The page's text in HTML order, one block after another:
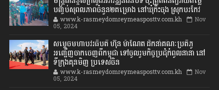
បញ្ចប់សុពលភាពចំនួន២គម្រោង នៅឃុំកិះចុង ស្រុកបរកែវ
www.k-rasmeydomreymeasposttv.com.kh Nov
05, 2024
សម្តេចមហាបវរធិបតី ហ៊ុន ម៉ាណែត ដឹកនាំគណៈប្រតិភូ
អញ្ជើញចាកចេញពីកម្ពុជា ទៅចូលរួមកិច្ចប្រជុំកំពូលនានា នៅ
ទីក្រុងគុនមិញ ប្រទេសចិន
www.k-rasmeydomreymeasposttv.com.kh Nov
05, 2024